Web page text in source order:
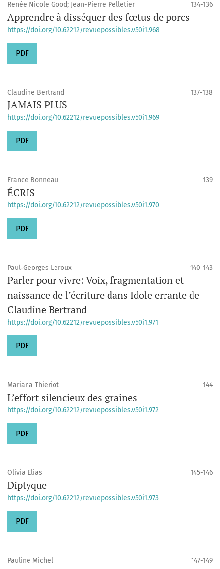
Renée Nicole Good; Jean-Pierre Pelletier 134-136
Apprendre à disséquer des fœtus de porcs
https://doi.org/10.62212/revuepossibles.v50i1.968
PDF
Claudine Bertrand 137-138
JAMAIS PLUS
https://doi.org/10.62212/revuepossibles.v50i1.969
PDF
France Bonneau 139
ÉCRIS
https://doi.org/10.62212/revuepossibles.v50i1.970
PDF
Paul‑Georges Leroux 140-143
Parler pour vivre: Voix, fragmentation et
naissance de l’écriture dans Idole errante de
Claudine Bertrand
https://doi.org/10.62212/revuepossibles.v50i1.971
PDF
Mariana Thieriot 144
L’effort silencieux des graines
https://doi.org/10.62212/revuepossibles.v50i1.972
PDF
Olivia Elias 145-146
Diptyque
https://doi.org/10.62212/revuepossibles.v50i1.973
PDF
Pauline Michel 147-149